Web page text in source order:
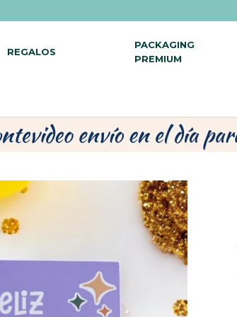
REGALOS
PACKAGING
PREMIUM